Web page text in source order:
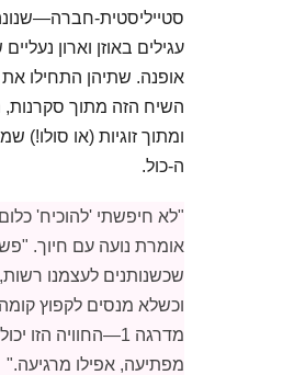
סטייליסטית-
עגילים באוזן וארון
אופנה. שתיהן התחילו את
השיח הזה מתוך
ומתוך זוגיות (או סולו!)
ה-כול.
"לא חיפשתי 'להוכיח'
אומרת נועה עם חיוך.
שכשנותנים לעצמנו רשות,
מדרגה 1—החוויה הזו
מפתיעה, אפילו מרגיעה."